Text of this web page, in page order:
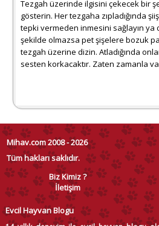
Tezgah üzerinde ilgisini çekecek bir
gösterin. Her tezgaha zıpladığında
tepki vermeden inmesini sağlayın ya
şekilde olmazsa pet şişelere bozuk
tezgah üzerine dizin. Atladığında
sesten korkacaktır. Zaten zamanla
Mihav.com 2008 - 2026
Tüm hakları saklıdır.
Biz Kimiz ?
İletişim
Evcil Hayvan Blogu